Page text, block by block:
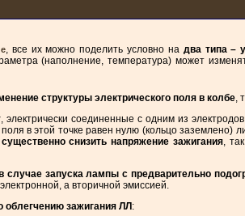
, все их можно поделить условно на два типа –
(наполнение, температура) может
структуры электрического поля в колбе,
, электрически соединенные с одним из
в этой точке равен нулю (кольцо
снизить напряжение зажигания,
случае запуска лампы с предварительно
а вторичной эмиссией.
облегчению зажигания ЛЛ :